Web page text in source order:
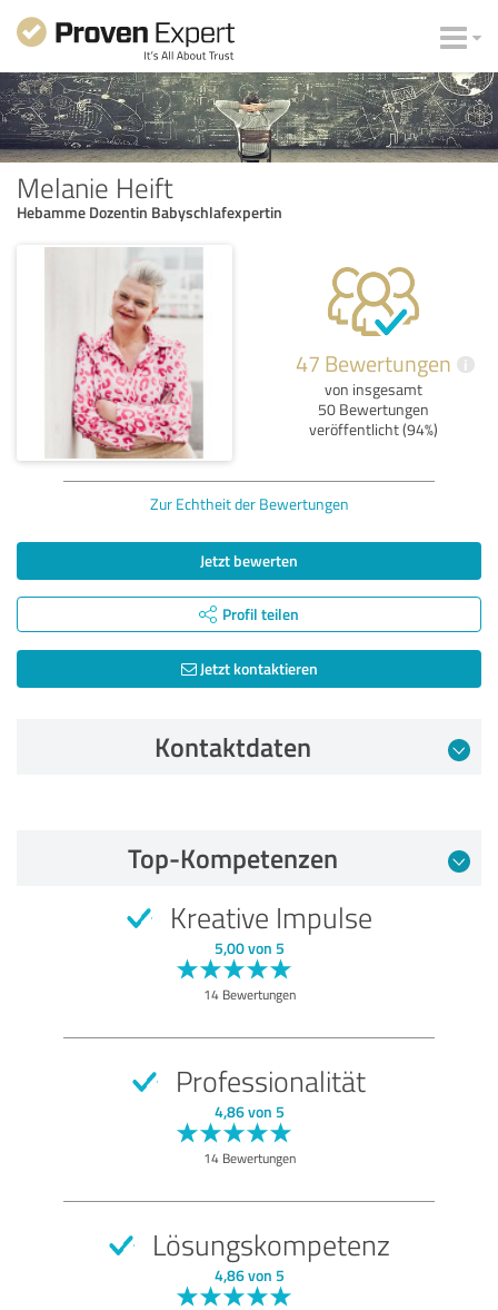
Melanie Heift
Hebamme Dozentin Babyschlafexpertin
47 Bewertungen i
von insgesamt
50 Bewertungen
veröffentlicht (94%)
Zur Echtheit der Bewertungen
Jetzt bewerten
Profil teilen
Jetzt kontaktieren
Kontaktdaten
Empfehlung
Top-Kompetenzen
Kreative Impulse
5,00 von 5
14 Bewertungen
Professionalität
4,86 von 5
14 Bewertungen
Lösungskompetenz
4,86 von 5